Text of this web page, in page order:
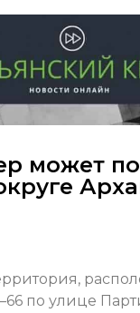
может
по улице